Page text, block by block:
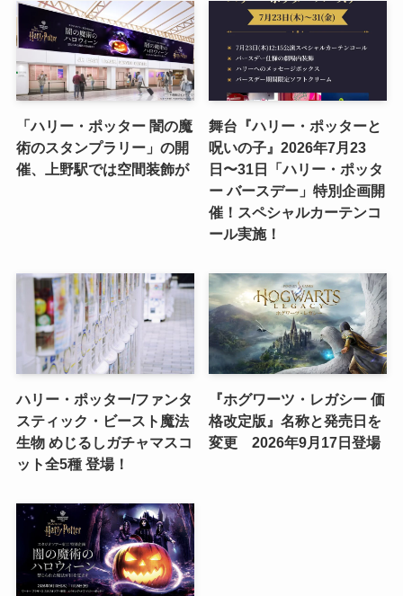
「ハリー・ポッター 闇の魔
術のスタンプラリー」の開
催、上野駅では空間装飾が
舞台『ハリー・ポッターと
呪いの子』2026年7月23
日〜31日「ハリー・ポッタ
ー バースデー」特別企画開
催！スペシャルカーテンコ
ール実施！
ハリー・ポッター/ファンタ
スティック・ビースト魔法
生物 めじるしガチャマスコ
ット全5種 登場！
『ホグワーツ・レガシー 価
格改定版』名称と発売日を
変更 2026年9月17日登場